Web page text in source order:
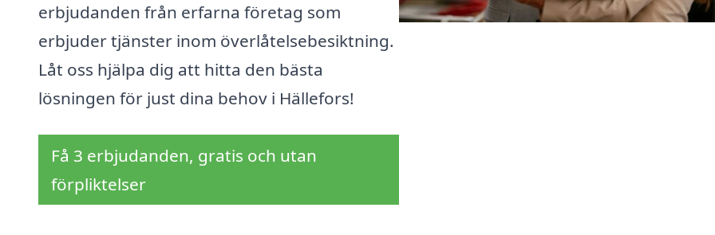
erbjudanden från erfarna företag som
erbjuder tjänster inom överlåtelsebesiktning.
Låt oss hjälpa dig att hitta den bästa
lösningen för just dina behov i Hällefors!
Få 3 erbjudanden, gratis och utan
förpliktelser